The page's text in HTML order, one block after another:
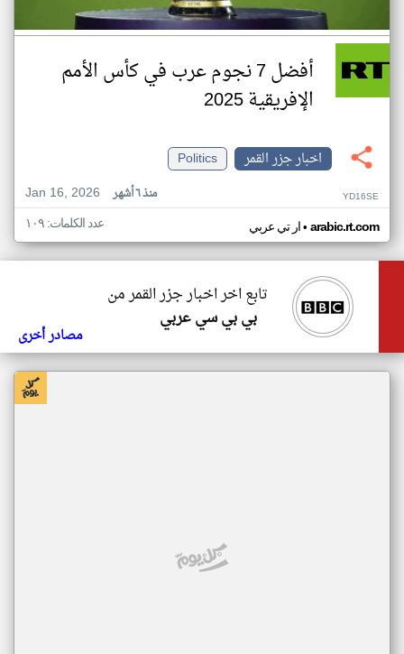
أفضل 7 نجوم عرب في كأس الأمم
الإفريقية 2025
اخبار جزر القمر
Politics
Jan 16, 2026
منذ ٦ أشهر YD16SE
ار تي عربي• arabic.rt.com عدد الكلمات: ١٠٩
تابع اخر اخبار جزر القمر من
بي بي سي عربي
مصادر أخرى